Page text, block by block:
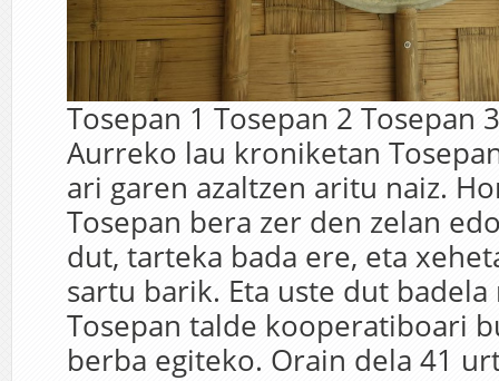
Tosepan 1 Tosepan 2 Tosepan
Aurreko lau kroniketan
ari garen azaltzen aritu naiz.
Tosepan bera zer den zelan
dut, tarteka bada ere, eta
sartu barik. Eta uste dut
Tosepan talde kooperatiboari
berba egiteko. Orain dela 41